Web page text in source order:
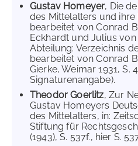
Gustav Homeyer, Die
des Mittelalters und ihre
bearbeitet von Conrad
Eckhardt und Julius von
Abteilung: Verzeichnis
bearbeitet von Conrad
Gierke, Weimar 1931, S.
Signaturenangabe).
Theodor Goerlitz, Zur
Gustav Homeyers
des Mittelalters, in:
Stiftung für
(1943), S. 537f., hier S.